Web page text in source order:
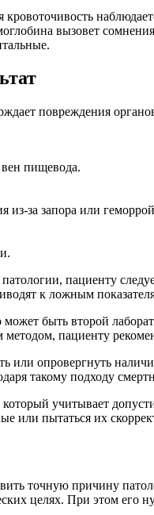
вызовет
повреждения
пищевода.
из-за запора или
пациенту
к ложным
может быть второй
пациенту
или опровергнуть
такому подходу
который учитывает
или пытаться их
точную причину
целях. При этом его